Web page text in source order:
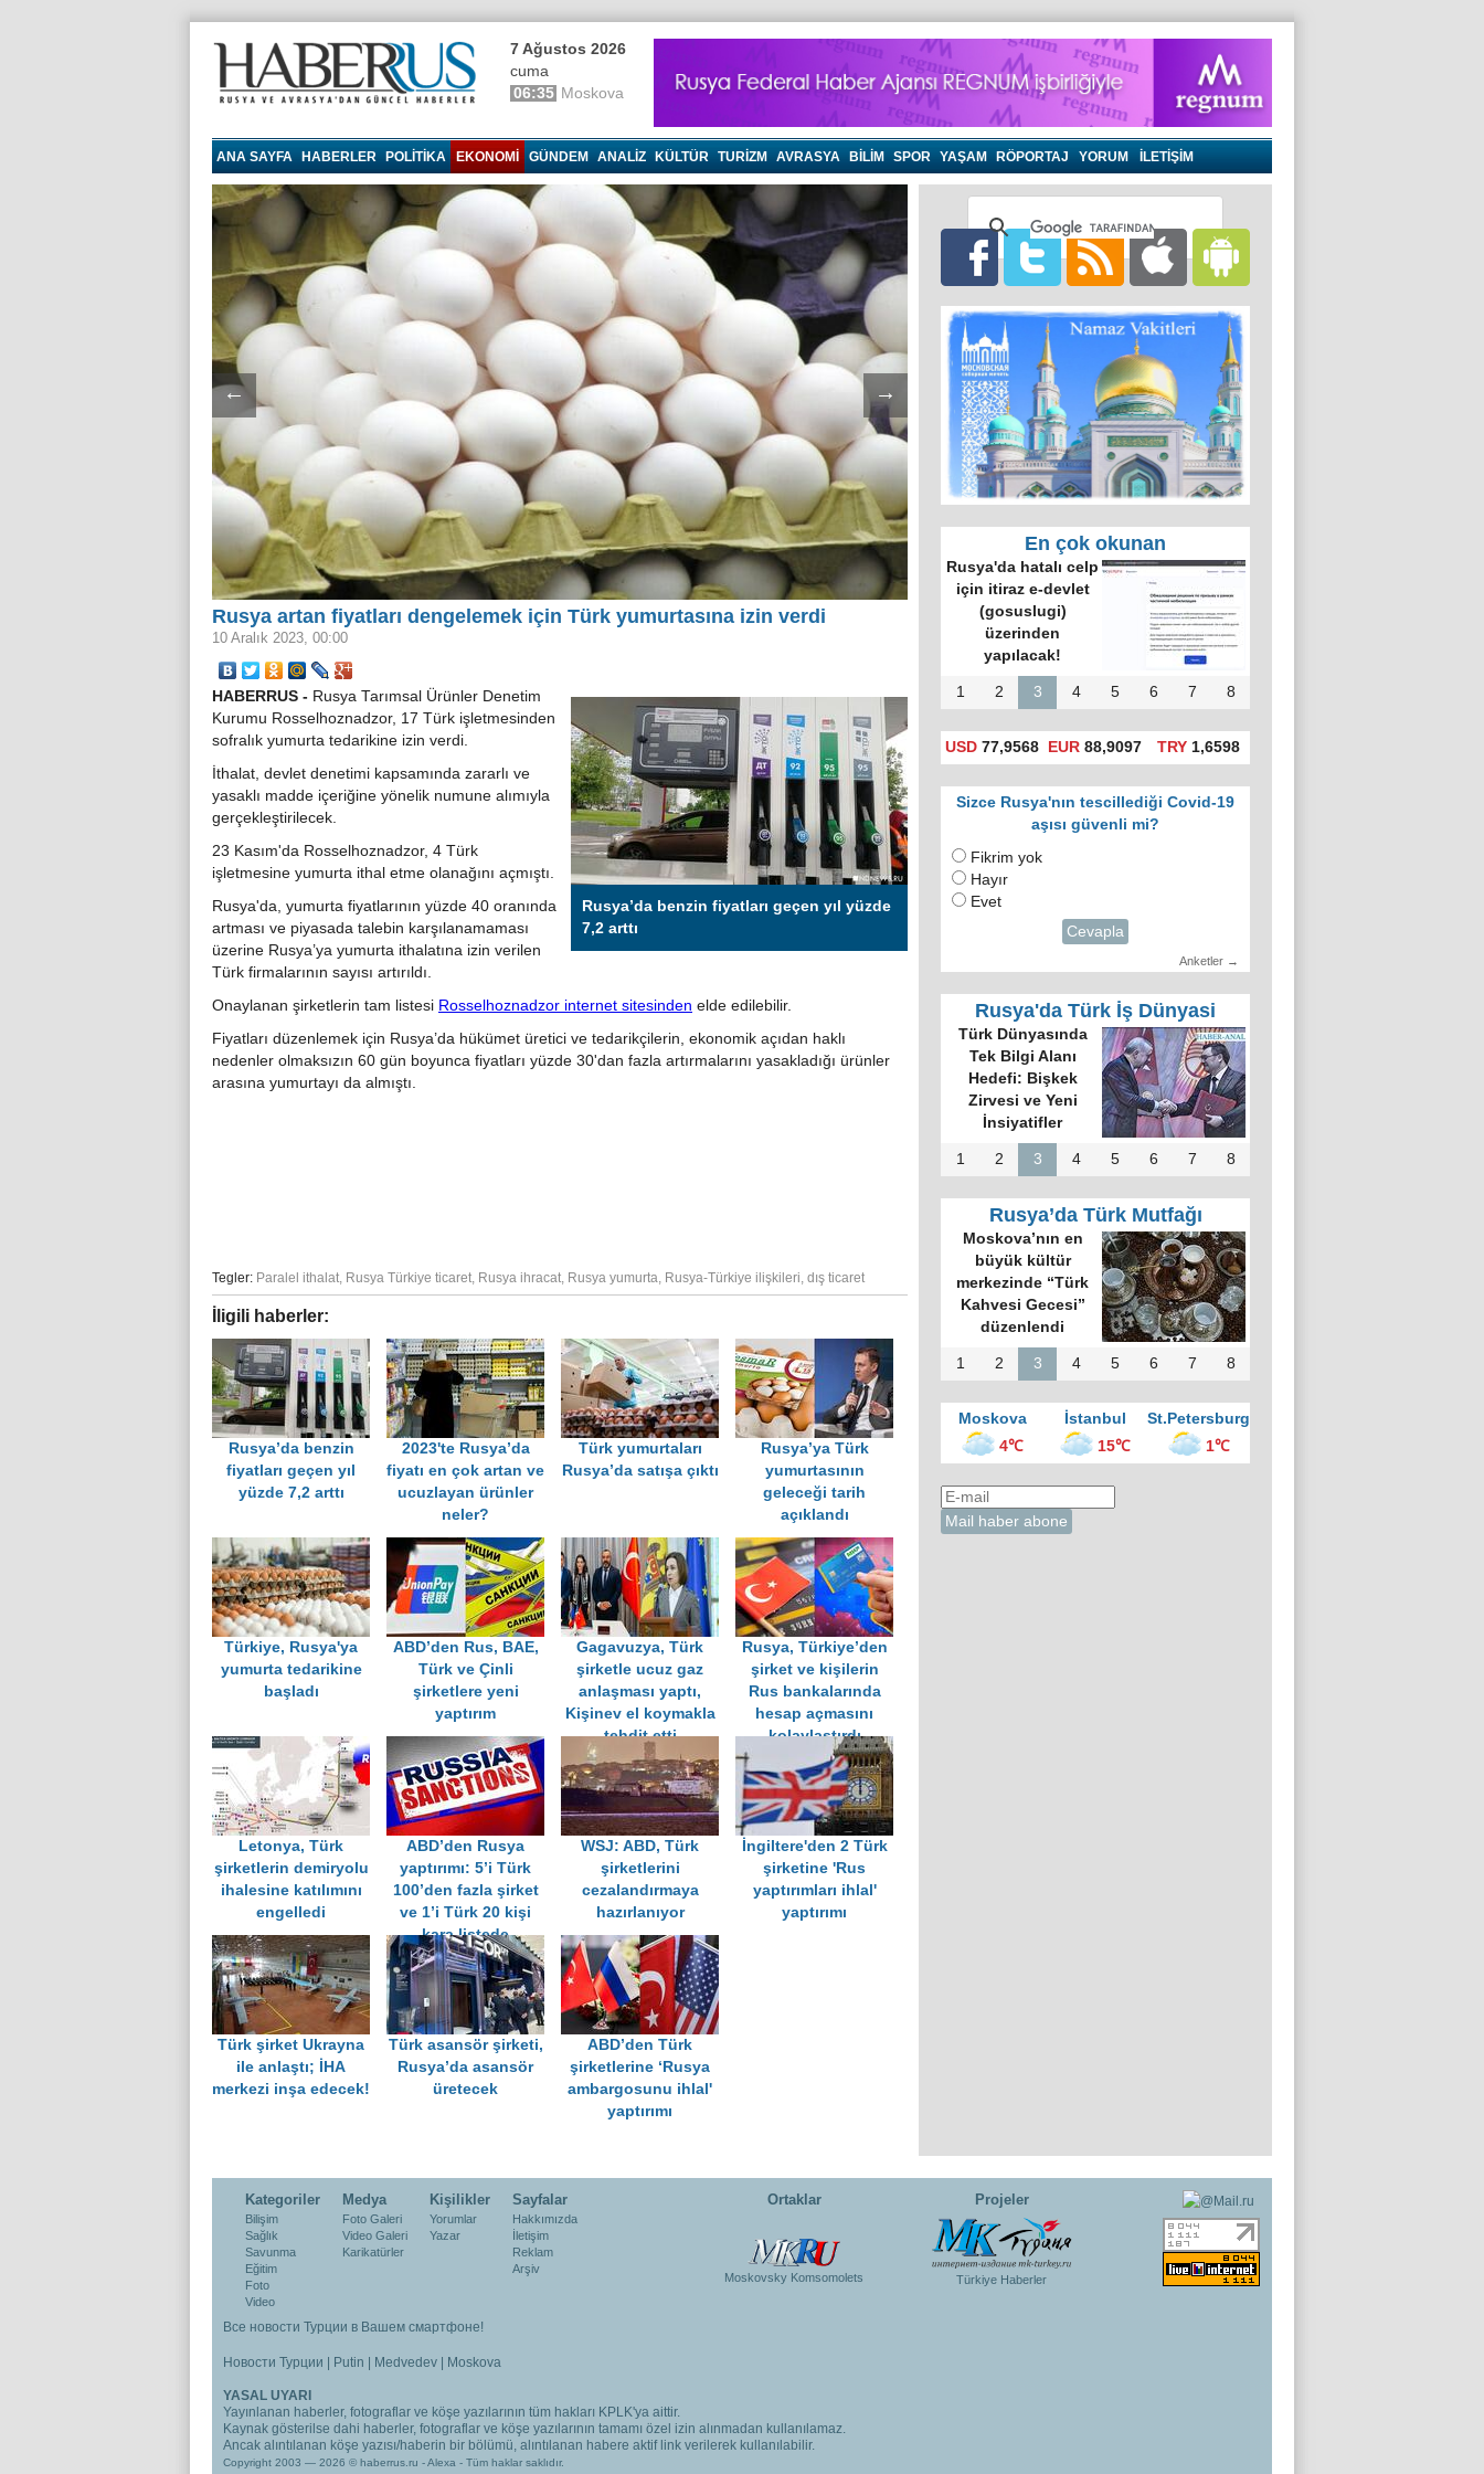
7 Ağustos 2026
cuma
06:35 Moskova
ANA SAYFA HABERLER POLITIKA EKONOMI GÜNDEM ANALIZ KÜLTÜR TURIZM AVRASYA BILIM SPOR YAŞAM RÖPORTAJ YORUM İLETİŞİM
← →
Rusya artan fiyatları dengelemek için Türk yumurtasına izin verdi
10 Aralık 2023, 00:00
Rusya’da benzin fiyatları geçen yıl yüzde
7,2 arttı
HABERRUS - Rusya Tarımsal Ürünler Denetim
Kurumu Rosselhoznadzor, 17 Türk işletmesinden
sofralık yumurta tedarikine izin verdi.
İthalat, devlet denetimi kapsamında zararlı ve
yasaklı madde içeriğine yönelik numune alımıyla
gerçekleştirilecek.
23 Kasım'da Rosselhoznadzor, 4 Türk
işletmesine yumurta ithal etme olanağını açmıştı.
Rusya'da, yumurta fiyatlarının yüzde 40 oranında
artması ve piyasada talebin karşılanamaması
üzerine Rusya’ya yumurta ithalatına izin verilen
Türk firmalarının sayısı artırıldı.
Onaylanan şirketlerin tam listesi Rosselhoznadzor internet sitesinden elde edilebilir.
Fiyatları düzenlemek için Rusya’da hükümet üretici ve tedarikçilerin, ekonomik açıdan haklı
nedenler olmaksızın 60 gün boyunca fiyatları yüzde 30'dan fazla artırmalarını yasakladığı ürünler
arasına yumurtayı da almıştı.
Tegler: Paralel ithalat, Rusya Türkiye ticaret, Rusya ihracat, Rusya yumurta, Rusya-Türkiye ilişkileri, dış ticaret
İligili haberler:
Rusya’da benzin
fiyatları geçen yıl
yüzde 7,2 arttı
2023'te Rusya’da
fiyatı en çok artan ve
ucuzlayan ürünler
neler?
Türk yumurtaları
Rusya’da satışa çıktı
Rusya’ya Türk
yumurtasının
geleceği tarih
açıklandı
Türkiye, Rusya'ya
yumurta tedarikine
başladı
ABD’den Rus, BAE,
Türk ve Çinli
şirketlere yeni
yaptırım
Gagavuzya, Türk
şirketle ucuz gaz
anlaşması yaptı,
Kişinev el koymakla
tehdit etti
Rusya, Türkiye’den
şirket ve kişilerin
Rus bankalarında
hesap açmasını
kolaylaştırdı
Letonya, Türk
şirketlerin demiryolu
ihalesine katılımını
engelledi
ABD’den Rusya
yaptırımı: 5’i Türk
100’den fazla şirket
ve 1’i Türk 20 kişi
kara listede
WSJ: ABD, Türk
şirketlerini
cezalandırmaya
hazırlanıyor
İngiltere'den 2 Türk
şirketine 'Rus
yaptırımları ihlal'
yaptırımı
Türk şirket Ukrayna
ile anlaştı; İHA
merkezi inşa edecek!
Türk asansör şirketi,
Rusya’da asansör
üretecek
ABD’den Türk
şirketlerine ‘Rusya
ambargosunu ihlal'
yaptırımı
En çok okunan
Rusya'da hatalı celp
için itiraz e-devlet
(gosuslugi)
üzerinden
yapılacak!
1 2 3 4 5 6 7 8
USD 77,9568 EUR 88,9097 TRY1,6598
Sizce Rusya'nın tescillediği Covid-19
aşısı güvenli mi?
Fikrim yok
Hayır
Evet
Cevapla
Anketler →
Rusya'da Türk İş Dünyasi
Türk Dünyasında
Tek Bilgi Alanı
Hedefi: Bişkek
Zirvesi ve Yeni
İnsiyatifler
1 2 3 4 5 6 7 8
Rusya’da Türk Mutfağı
Moskova’nın en
büyük kültür
merkezinde “Türk
Kahvesi Gecesi”
düzenlendi
1 2 3 4 5 6 7 8
Moskova İstanbul
St.Petersburg
4℃
15℃ 1℃
Kategoriler
Bilişim
Sağlık
Savunma
Eğitim
Foto
Video
Medya
Foto Galeri
Video Galeri
Karikatürler
Kişilikler
Yorumlar
Yazar
Sayfalar
Hakkımızda
İletişim
Reklam
Arşiv
Ortaklar
Moskovsky Komsomolets
Projeler
Türkiye Haberler
Все новости Турции в Вашем смартфоне!
Новости Турции Putin Medvedev Moskova
YASAL UYARI
Yayınlanan haberler, fotograflar ve köşe yazılarının tüm hakları KPLK'ya aittir.
Kaynak gösterilse dahi haberler, fotograflar ve köşe yazılarının tamamı özel izin alınmadan kullanılamaz.
Ancak alıntılanan köşe yazısı/haberin bir bölümü, alıntılanan habere aktif link verilerek kullanılabilir.
Copyright 2003 — 2026 © haberrus.ru -Alexa - Tüm haklar saklıdır.